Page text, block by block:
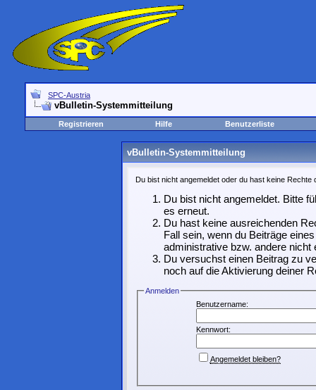
SPC-Austria
vBulletin-Systemmitteilung
Registrieren Hilfe Benutzerliste
vBulletin-Systemmitteilung
Du bist nicht angemeldet oder du hast keine
Du bist nicht angemeldet. Bitte
es erneut.
Du hast keine ausreichenden
Fall sein, wenn du Beiträge
administrative bzw. andere nicht
Du versuchst einen Beitrag zu
noch auf die Aktivierung deiner
Anmelden
Benutzername:
Kennwort:
Angemeldet bleiben?